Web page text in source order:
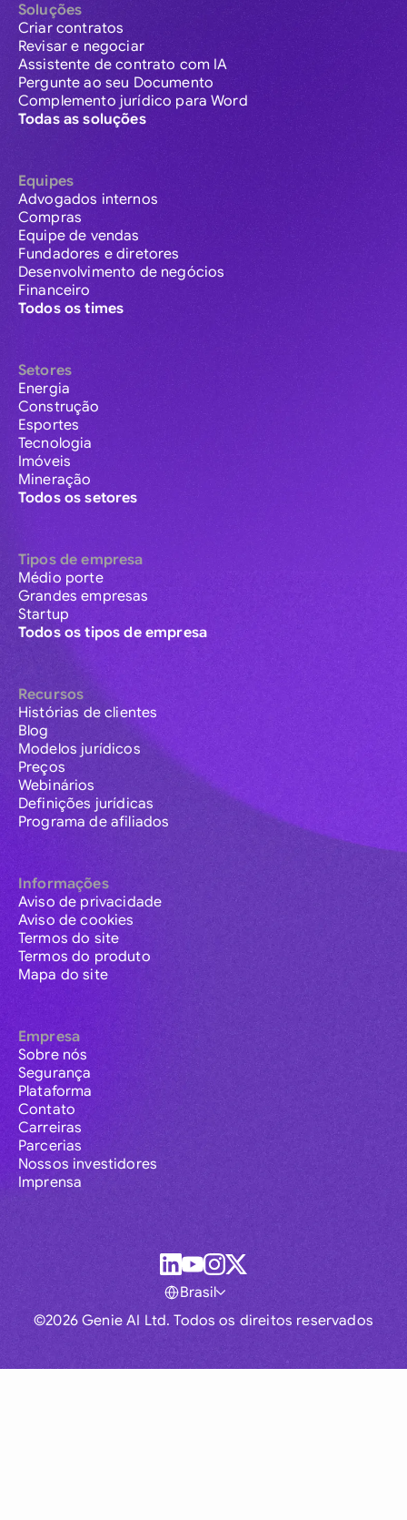
Soluções
Criar contratos
Revisar e negociar
Assistente de contrato com IA
Pergunte ao seu Documento
Complemento jurídico para Word
Todas as soluções
Equipes
Advogados internos
Compras
Equipe de vendas
Fundadores e diretores
Desenvolvimento de negócios
Financeiro
Todos os times
Setores
Energia
Construção
Esportes
Tecnologia
Imóveis
Mineração
Todos os setores
Tipos de empresa
Médio porte
Grandes empresas
Startup
Todos os tipos de empresa
Recursos
Histórias de clientes
Blog
Modelos jurídicos
Preços
Webinários
Definições jurídicas
Programa de afiliados
Informações
Aviso de privacidade
Aviso de cookies
Termos do site
Termos do produto
Mapa do site
Empresa
Sobre nós
Segurança
Plataforma
Contato
Carreiras
Parcerias
Nossos investidores
Imprensa
©2026 Genie AI Ltd. Todos os direitos reservados
Brasil
Global